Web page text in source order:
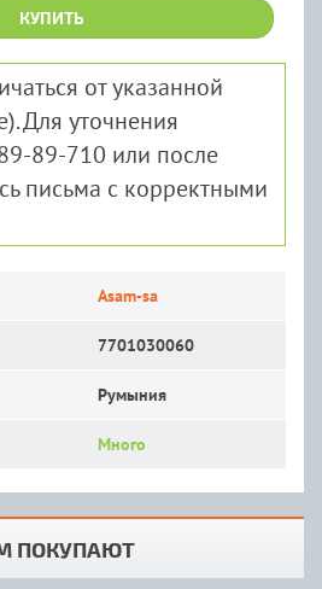
КУПИТЬ
от указанной
Для уточнения
89-710 или после
письма с корректными
Asam-sa
7701030060
Румыния
Много
ПОКУПАЮТ